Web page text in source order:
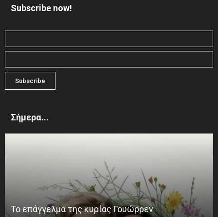
Subscribe now!
Σήμερα...
Το επάγγελμα της κυρίας Γουώρρεν